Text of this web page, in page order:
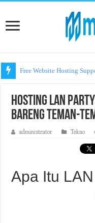
Free Website Hosting
Hosting LAN
Bareng Teman-
administrator Tekno
Apa Itu